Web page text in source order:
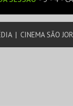
| CINEMA SÃO